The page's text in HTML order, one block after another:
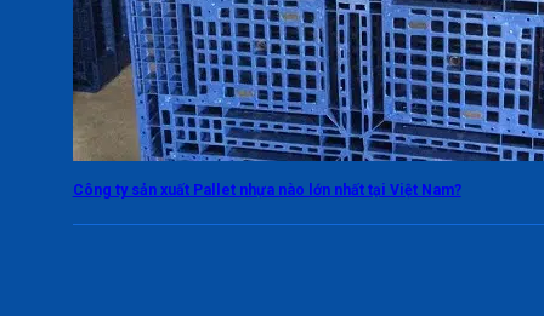
Công ty sản xuất Pallet nhựa nào lớn nhất tại Việt Nam?